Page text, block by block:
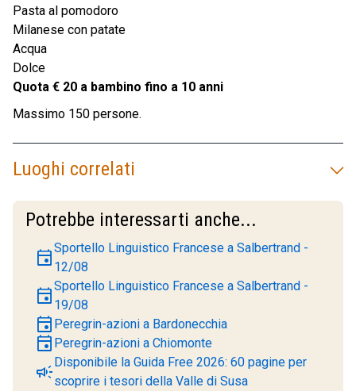
Pasta al pomodoro
Milanese con patate
Acqua
Dolce
Quota € 20 a bambino fino a 10 anni
Massimo 150 persone.
Luoghi correlati
Potrebbe interessarti anche...
eventSportello Linguistico Francese a Salbertrand -
12/08
eventSportello Linguistico Francese a Salbertrand -
19/08
event Peregrin-azioni a Bardonecchia
event Peregrin-azioni a Chiomonte
campaignDisponibile la Guida Free 2026: 60 pagine per
scoprire i tesori della Valle di Susa